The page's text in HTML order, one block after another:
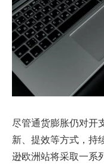
尽管通货膨胀仍对开
新、提效等方式，持
逊欧洲站将采取一系